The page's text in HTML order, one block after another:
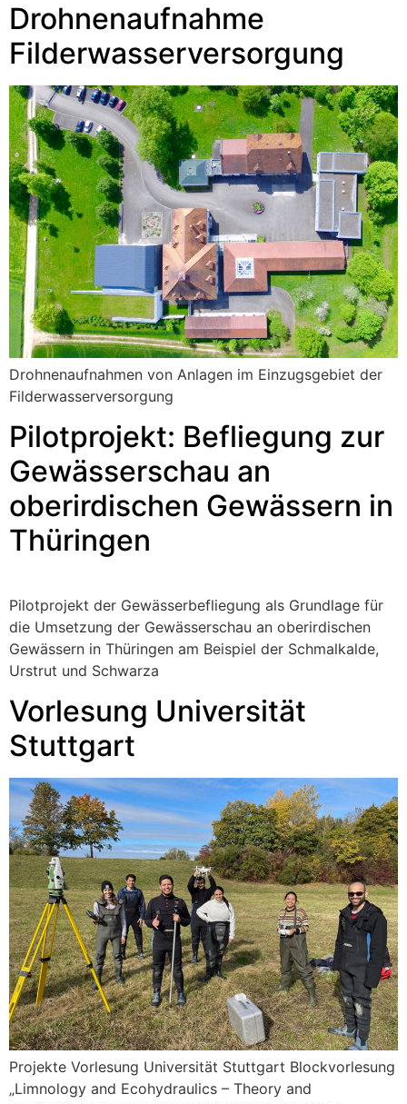
Drohnenaufnahme
Filderwasserversorgung
Drohnenaufnahmen von Anlagen im Einzugsgebiet der
Filderwasserversorgung
Pilotprojekt: Befliegung zur
Gewässerschau an
oberirdischen Gewässern in
Thüringen
Pilotprojekt der Gewässerbefliegung als Grundlage für
die Umsetzung der Gewässerschau an oberirdischen
Gewässern in Thüringen am Beispiel der Schmalkalde,
Urstrut und Schwarza
Vorlesung Universität
Stuttgart
Projekte Vorlesung Universität Stuttgart Blockvorlesung
„Limnology and Ecohydraulics – Theory and